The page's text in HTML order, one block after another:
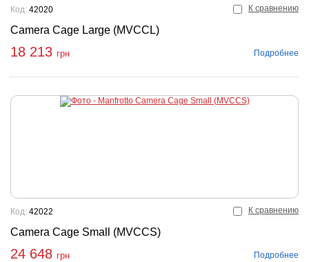
К сравнению
Camera Cage Large (MVCCL)
Код: 42020
18 213 грн Подробнее
К сравнению
Camera Cage Small (MVCCS)
Код: 42022
24 648 грн Подробнее